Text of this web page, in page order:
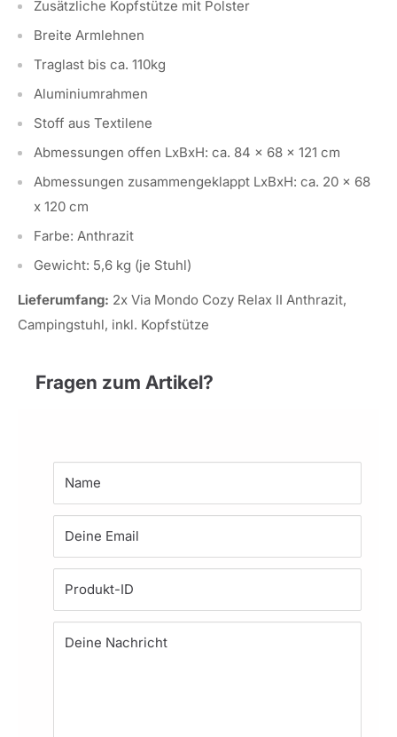
Zusätzliche Kopfstütze mit Polster
Breite Armlehnen
Traglast bis ca. 110kg
Aluminiumrahmen
Stoff aus Textilene
Abmessungen offen LxBxH: ca. 84 x 68 x 121 cm
Abmessungen zusammengeklappt LxBxH: ca. 20 x 68
x 120 cm
Farbe: Anthrazit
Gewicht: 5,6 kg (je Stuhl)
Lieferumfang: 2x Via Mondo Cozy Relax II Anthrazit,
Campingstuhl, inkl. Kopfstütze
Fragen zum Artikel?
Name
Deine Email
Produkt-ID
Deine Nachricht